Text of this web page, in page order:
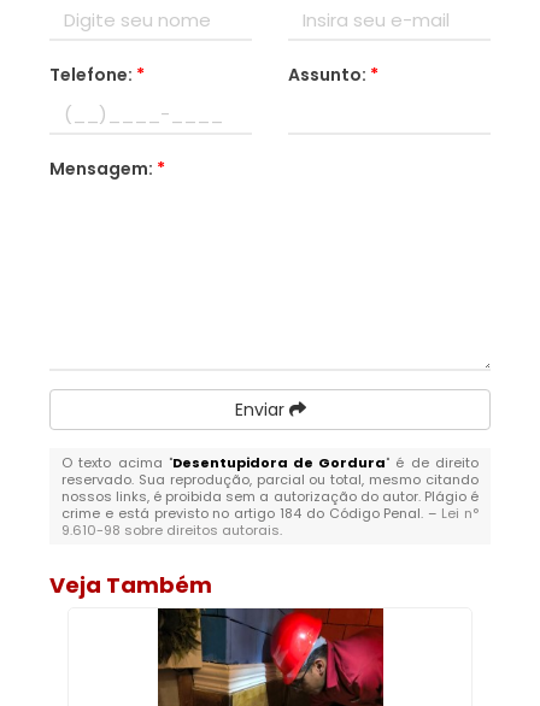
Telefone: * Assunto: *
Mensagem: *
Enviar
O texto acima "Desentupidora de Gordura" é de direito
reservado. Sua reprodução, parcial ou total, mesmo citando
nossos links, é proibida sem a autorização do autor. Plágio é
crime e está previsto no artigo 184 do Código Penal. – Lei n°
9.610-98 sobre direitos autorais.
Veja Também